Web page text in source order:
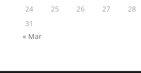
24
25 26 27 28
31
« Mar